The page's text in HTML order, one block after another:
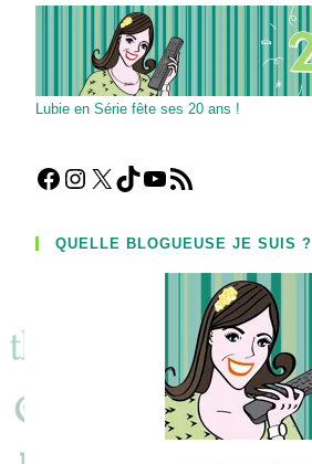
Lubie en Série fête ses 20 ans !
Facebook
Instagram
X TikTokYouTube
Flux RSS
QUELLE BLOGUEUSE JE SUIS ?